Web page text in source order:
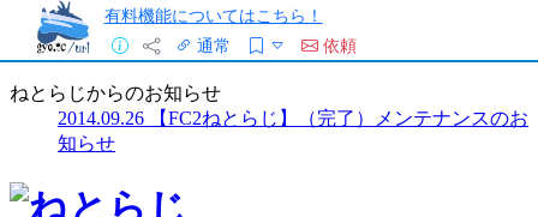
有料機能についてはこちら！
通常
依頼